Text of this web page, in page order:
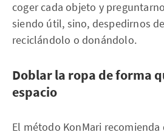
coger cada objeto y
siendo útil, sino, despedirnos
reciclándolo o donándolo.
Doblar la ropa de forma
espacio
El método KonMari